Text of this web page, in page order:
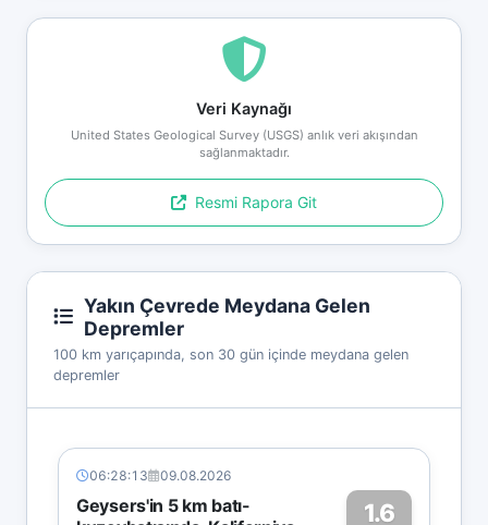
Veri Kaynağı
United States Geological Survey (USGS) anlık veri akışından
sağlanmaktadır.
Resmi Rapora Git
Yakın Çevrede Meydana Gelen
Depremler
100 km yarıçapında, son 30 gün içinde meydana gelen
depremler
06:28:13 09.08.2026
Geysers'in 5 km batı-
1.6